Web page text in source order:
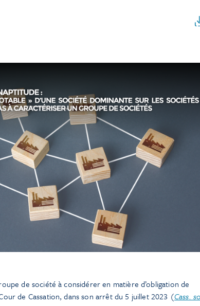
de société à considérer en matière d’obligation de
de Cassation, dans son arrêt du 5 juillet 2023 (Cass.